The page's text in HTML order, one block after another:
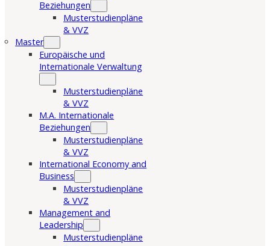
Beziehungen
Musterstudienpläne
& VVZ
Master
Europäische und
Internationale Verwaltung
Musterstudienpläne
& VVZ
M.A. Internationale
Beziehungen
Musterstudienpläne
& VVZ
International Economy and
Business
Musterstudienpläne
& VVZ
Management and
Leadership
Musterstudienpläne